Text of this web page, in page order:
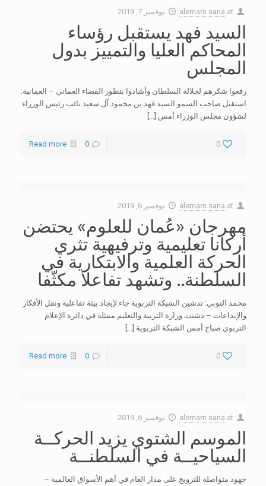
alemam sana at نوفمبر 7, 2019
السيد فهد يستقبل رؤساء
المحاكم العليا والتمييز بدول
المجلس
رفعوا شكرهم لجلالة السلطان وأشادوا بتطور القضاء العماني – العمانية:
استقبل صاحب السمو السيد فهد بن محمود آل سعيد نائب رئيس الوزراء
لشؤون مجلس الوزراء أمس […]
0
0
Read more
alemam sana at نوفمبر 6, 2019
مهرجان «عُمان للعلوم» يحتضن
أركانا تعليمية وترفيهية تثري
الحركة العلمية والابتكارية في
السلطنة.. وتشهد تفاعلا مكثّفا
محمد التوبي: تدشين الشبكة التربوية جاء لإيجاد بيئة تفاعلية ونقل الأفكار
والإبداعات – دشنت وزارة التربية والتعليم ممثلة في دائرة الإعلام
التربوي صباح أمس الشبكة التربوية […]
0
0
Read more
alemam sana at نوفمبر 6, 2019
الموسم الشتوي يزيد الحركــة
السياحيــة في السلطنــة
جهود متواصلة للترويج على مدار العام في أهم الأسواق العالمية –